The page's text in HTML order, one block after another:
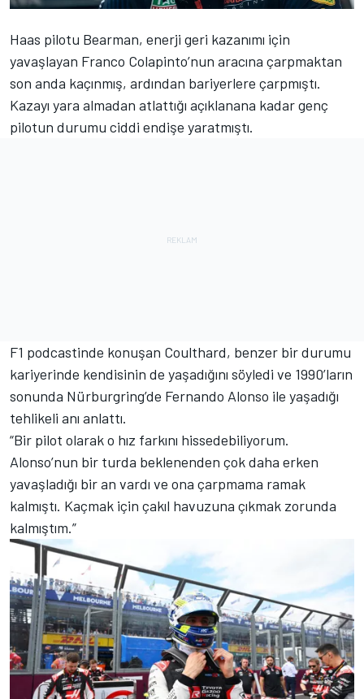
Haas pilotu Bearman, enerji geri kazanımı için
yavaşlayan Franco Colapinto’nun aracına çarpmaktan
son anda kaçınmış, ardından bariyerlere çarpmıştı.
Kazayı yara almadan atlattığı açıklanana kadar genç
pilotun durumu ciddi endişe yaratmıştı.
F1 podcastinde konuşan Coulthard, benzer bir durumu
kariyerinde kendisinin de yaşadığını söyledi ve 1990’ların
sonunda Nürburgring’de Fernando Alonso ile yaşadığı
tehlikeli anı anlattı.
“Bir pilot olarak o hız farkını hissedebiliyorum.
Alonso’nun bir turda beklenenden çok daha erken
yavaşladığı bir an vardı ve ona çarpmama ramak
kalmıştı. Kaçmak için çakıl havuzuna çıkmak zorunda
kalmıştım.”